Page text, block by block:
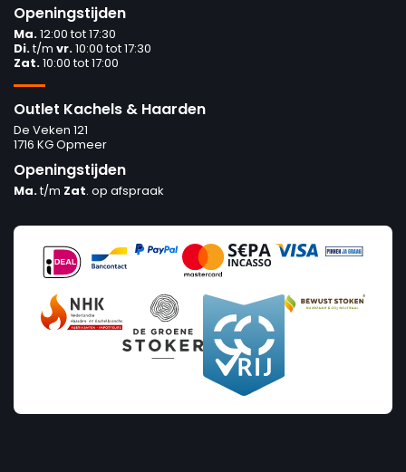
Openingstijden
Ma.12:00 tot 17:30
Di.t/m vr.10:00 tot 17:30
Zat.10:00 tot 17:00
Outlet Kachels & Haarden
De Veken 121
1716 KG Opmeer
Openingstijden
Ma.t/m Zat. op afspraak